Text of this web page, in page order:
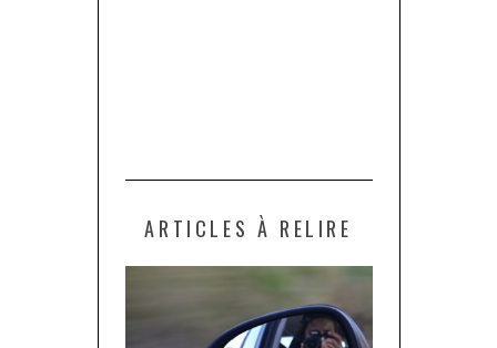
ARTICLES À RELIRE